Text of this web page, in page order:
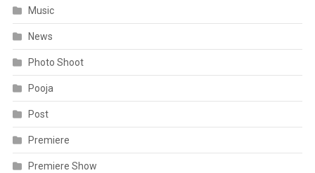
Music
News
Photo Shoot
Pooja
Post
Premiere
Premiere Show